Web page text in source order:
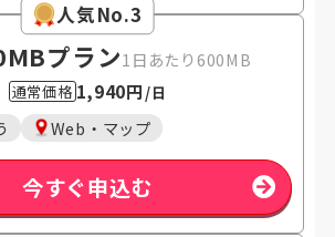
人気No.3
プラン1日あたり600MB
通常価格1,940円 /日
Web・マップ
今すぐ申込む